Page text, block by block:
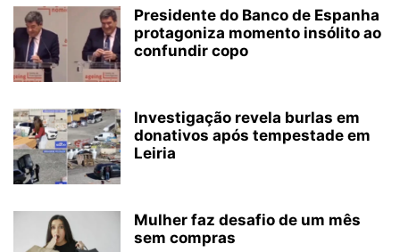
Presidente do Banco de Espanha
protagoniza momento insólito ao
confundir copo
Investigação revela burlas em
donativos após tempestade em
Leiria
Mulher faz desafio de um mês
sem compras